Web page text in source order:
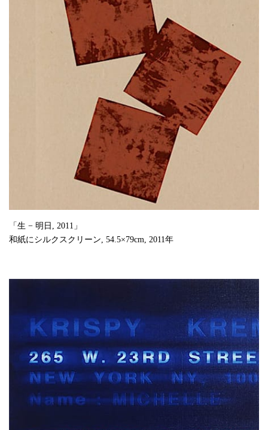
「生 − 明日, 2011」
和紙にシルクスクリーン, 54.5×79cm, 2011年